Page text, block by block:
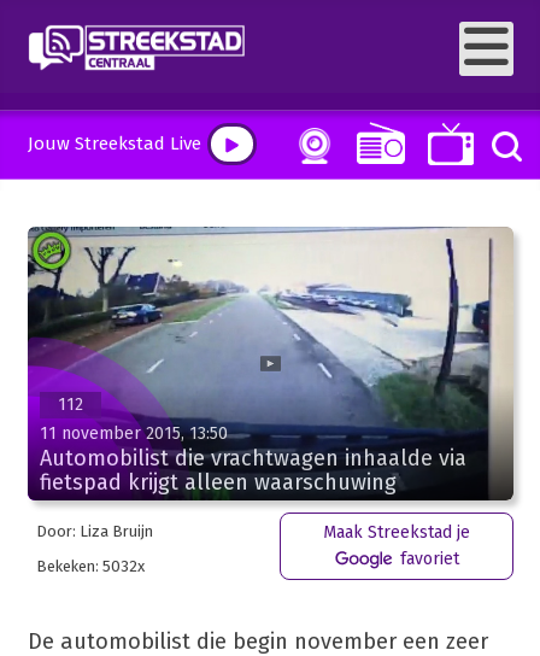
Jouw Streekstad Live
112
11 november 2015, 13:50
Automobilist die vrachtwagen inhaalde via
fietspad krijgt alleen waarschuwing
Door: Liza Bruijn
Bekeken: 5032x
Maak Streekstad je
favoriet
De automobilist die begin november een zeer